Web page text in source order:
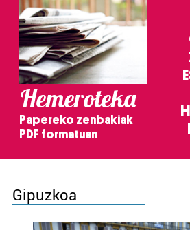
Hemeroteka
Papereko zenbakiak
PDF formatuan
Gipuzkoa